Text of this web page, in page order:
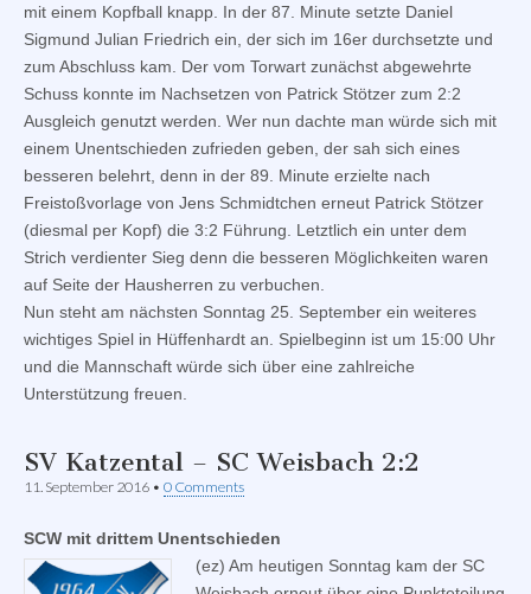
mit einem Kopfball knapp. In der 87. Minute setzte Daniel
Sigmund Julian Friedrich ein, der sich im 16er durchsetzte und
zum Abschluss kam. Der vom Torwart zunächst abgewehrte
Schuss konnte im Nachsetzen von Patrick Stötzer zum 2:2
Ausgleich genutzt werden. Wer nun dachte man würde sich mit
einem Unentschieden zufrieden geben, der sah sich eines
besseren belehrt, denn in der 89. Minute erzielte nach
Freistoßvorlage von Jens Schmidtchen erneut Patrick Stötzer
(diesmal per Kopf) die 3:2 Führung. Letztlich ein unter dem
Strich verdienter Sieg denn die besseren Möglichkeiten waren
auf Seite der Hausherren zu verbuchen.
Nun steht am nächsten Sonntag 25. September ein weiteres
wichtiges Spiel in Hüffenhardt an. Spielbeginn ist um 15:00 Uhr
und die Mannschaft würde sich über eine zahlreiche
Unterstützung freuen.
SV Katzental – SC Weisbach 2:2
11. September 2016 • 0 Comments
SCW mit drittem Unentschieden
(ez) Am heutigen Sonntag kam der SC